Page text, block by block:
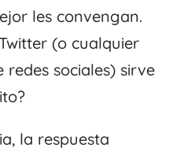
les convengan.
(o cualquier
sociales) sirve
la respuesta